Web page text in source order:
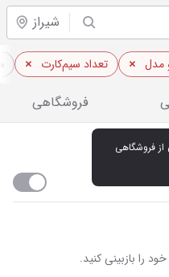
شیراز
مدل تعداد سیم‌کارت
فروشگاهی
شیراز
را بازبینی کنید.